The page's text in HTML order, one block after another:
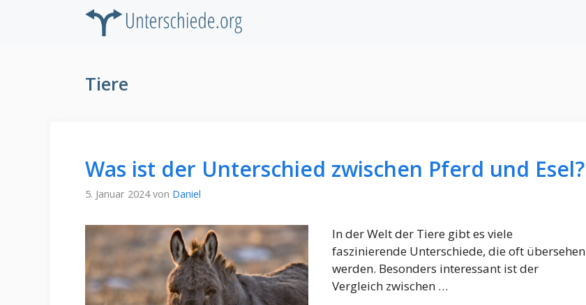
Tiere
Was ist der Unterschied zwischen Pferd und Esel?
5. Januar 2024 von Daniel
In der Welt der Tiere gibt es viele
faszinierende Unterschiede, die oft übersehen
werden. Besonders interessant ist der
Vergleich zwischen …